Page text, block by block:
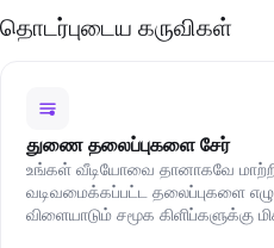
தொடர்புடைய கருவிகள்
துணை தலைப்புகளை சேர்
உங்கள் வீடியோவை தானாகவே மாற்றி
வடிவமைக்கப்பட்ட தலைப்புகளை
விளையாடும் சமூக கிளிப்களுக்கு